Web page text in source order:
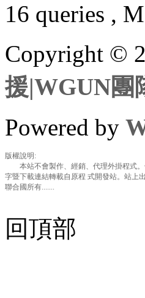
16 queries ,
Copyright ©
援|WGUN團
Powered by
版權說明:
本站不會製作、經銷、代理外掛程式。
字暨下載連結轉載自原程 式開發站。站上
聯合國所有.......
回頂部